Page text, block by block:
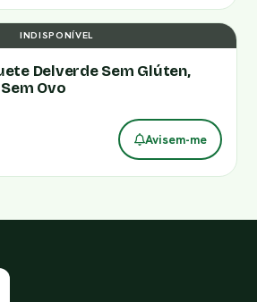
INDISPONÍVEL
Delverde Sem Glúten,
Ovo
Avisem-me